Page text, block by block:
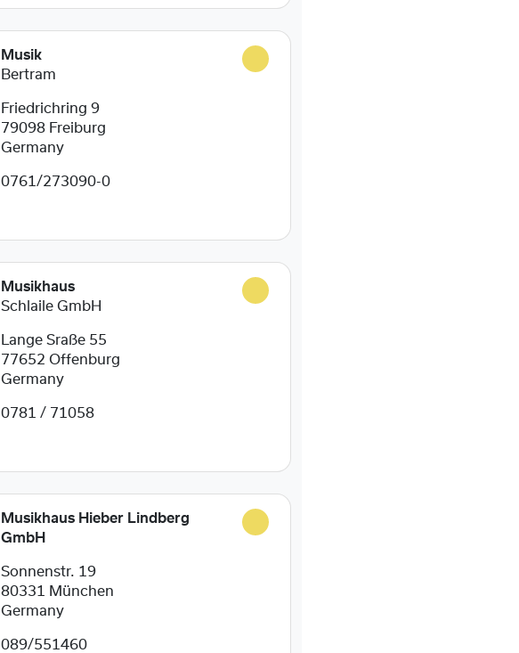
Musik
Bertram
Friedrichring 9
79098 Freiburg
Germany
0761/273090-0
Musikhaus
Schlaile GmbH
Lange Sraße 55
77652 Offenburg
Germany
0781 / 71058
Musikhaus Hieber Lindberg
GmbH
Sonnenstr. 19
80331
München
Germany
089/551460